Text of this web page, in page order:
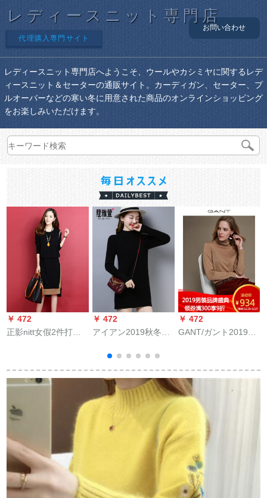
レディースニット専門店
代理購入専門サイト
お問い合わせ
レディースニット専門店へようこそ、ウールやカシミヤに関するレデ
ィースニット＆セーターの通販サイト。カーディガン、セーター、プ
ルオーバーなどの寒い冬に用意された商品のオンラインショッピング
をお楽しみいただけます。
￥ 472
正影nitt女假2件打底
品セタスト1601黒L
￥ 472
アイアン2019秋冬新
の顕やせせせせられ
たカレッジディディ
に服nightセバス头半
タルセパレート头部
セパレート女性ブテ
ィックM
￥ 472
GANT/ガント2019秋